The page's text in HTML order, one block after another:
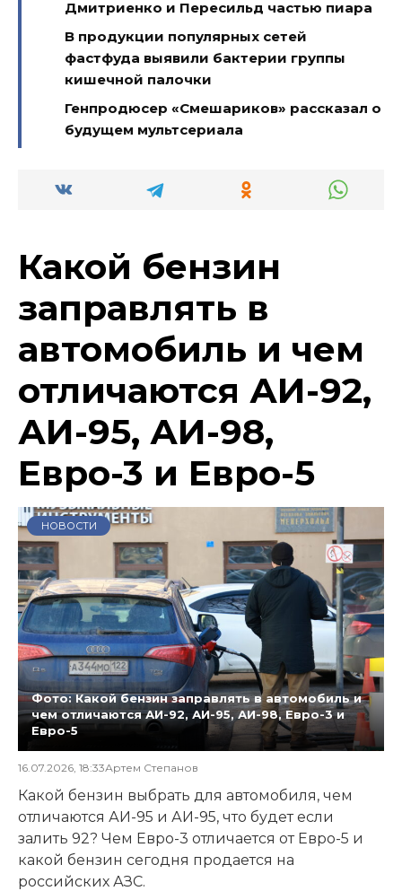
Дмитриенко и Пересильд частью пиара
В продукции популярных сетей
фастфуда выявили бактерии группы
кишечной палочки
Генпродюсер «Смешариков» рассказал о
будущем мультсериала
Какой бензин
заправлять в
автомобиль и чем
отличаются АИ-92,
АИ-95, АИ-98,
Евро-3 и Евро-5
НОВОСТИ
Фото: Какой бензин заправлять в автомобиль и
чем отличаются АИ-92, АИ-95, АИ-98, Евро-3 и
Евро-5
16.07.2026, 18:33Артем Степанов
Какой бензин выбрать для автомобиля, чем
отличаются АИ-95 и АИ-95, что будет если
залить 92? Чем Евро-3 отличается от Евро-5 и
какой бензин сегодня продается на
российских АЗС.